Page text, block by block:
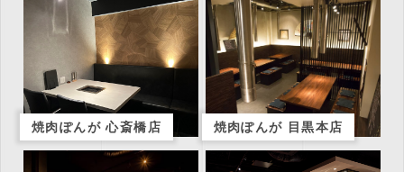
焼肉ぽんが 心斎橋店 焼肉ぽんが 目黒本店